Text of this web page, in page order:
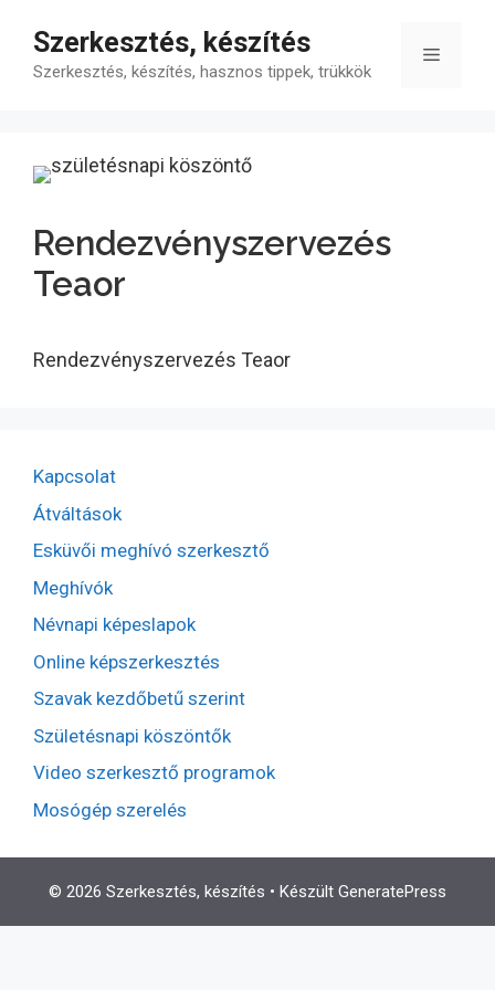
tartalomba
Szerkesztés, készítés
Szerkesztés, készítés, hasznos tippek, trükkök
Menü
Rendezvényszervezés
Teaor
Rendezvényszervezés Teaor
Kapcsolat
Átváltások
Esküvői meghívó szerkesztő
Meghívók
Névnapi képeslapok
Online képszerkesztés
Szavak kezdőbetű szerint
Születésnapi köszöntők
Video szerkesztő programok
Mosógép szerelés
© 2026 Szerkesztés, készítés • Készült GeneratePress